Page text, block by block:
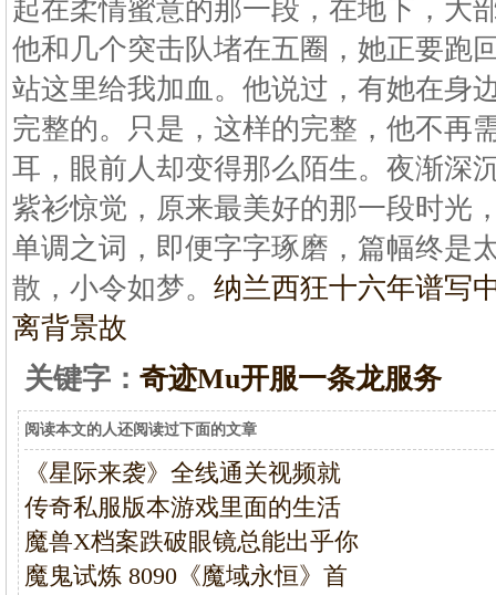
起在柔情蜜意的那一段，在地下，大
他和几个突击队堵在五圈，她正要跑
站这里给我加血。他说过，有她在身
完整的。只是，这样的完整，他不再
耳，眼前人却变得那么陌生。夜渐深
紫衫惊觉，原来最美好的那一段时光
单调之词，即便字字琢磨，篇幅终是
散，小令如梦。 纳兰西狂十六年谱写
离背景故
关键字： 奇迹Mu开服一条龙服务
阅读本文的人还阅读过下面的文章
《星际来袭》全线通关视频就
传奇私服版本游戏里面的生活
魔兽X档案跌破眼镜总能出乎你
魔鬼试炼 8090《魔域永恒》首